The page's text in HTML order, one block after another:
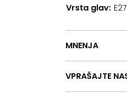
Vrsta glav E27
MNENJA
VPRAŠAJTE